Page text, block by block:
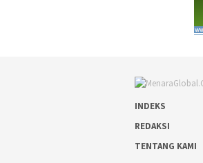
INDEKS
REDAKSI
TENTANG KAMI